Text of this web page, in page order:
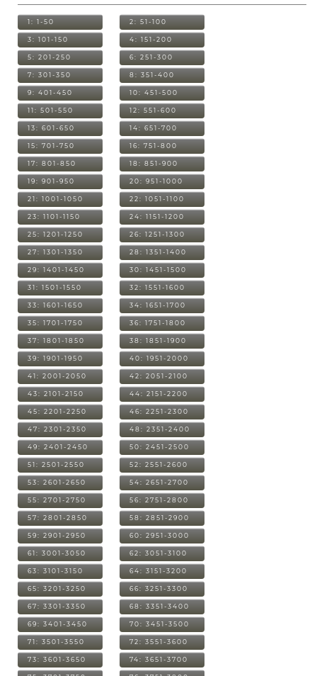
1: 1-50 2: 51-100
3: 101-150 4: 151-200
5: 201-250 6: 251-300
7: 301-350 8: 351-400
9: 401-450 10: 451-500
11: 501-550 12: 551-600
13: 601-650 14: 651-700
15: 701-750 16: 751-800
17: 801-850 18: 851-900
19: 901-950 20: 951-1000
21: 1001-1050 22: 1051-1100
23: 1101-1150 24: 1151-1200
25: 1201-1250 26: 1251-1300
27: 1301-1350 28: 1351-1400
29: 1401-1450 30: 1451-1500
31: 1501-1550 32: 1551-1600
33: 1601-1650 34: 1651-1700
35: 1701-1750 36: 1751-1800
37: 1801-1850 38: 1851-1900
39: 1901-1950 40: 1951-2000
41: 2001-2050 42: 2051-2100
43: 2101-2150 44: 2151-2200
45: 2201-2250 46: 2251-2300
47: 2301-2350 48: 2351-2400
49: 2401-2450 50: 2451-2500
51: 2501-2550 52: 2551-2600
53: 2601-2650 54: 2651-2700
55: 2701-2750 56: 2751-2800
57: 2801-2850 58: 2851-2900
59: 2901-2950 60: 2951-3000
61: 3001-3050 62: 3051-3100
63: 3101-3150 64: 3151-3200
65: 3201-3250 66: 3251-3300
67: 3301-3350 68: 3351-3400
69: 3401-3450 70: 3451-3500
71: 3501-3550 72: 3551-3600
73: 3601-3650 74: 3651-3700